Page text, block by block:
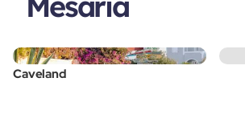
Caveland